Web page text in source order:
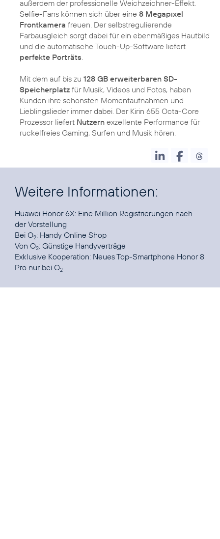
außerdem der professionelle Weichzeichner-Effekt.
Selfie-Fans können sich über eine 8 Megapixel
Frontkamera freuen. Der selbstregulierende
Farbausgleich sorgt dabei für ein ebenmäßiges Hautbild
und die automatische Touch-Up-Software liefert
perfekte Porträts.
Mit dem auf bis zu 128 GB erweiterbaren SD-
Speicherplatz für Musik, Videos und Fotos, haben
Kunden ihre schönsten Momentaufnahmen und
Lieblingslieder immer dabei. Der Kirin 655 Octa-Core
Prozessor liefert Nutzern exzellente Performance für
ruckelfreies Gaming, Surfen und Musik hören.
Weitere Informationen:
Huawei Honor 6X: Eine Million Registrierungen nach
der Vorstellung
Bei O2: Handy Online Shop
Von O2: Günstige Handyverträge
Exklusive Kooperation: Neues Top-Smartphone Honor 8
Pro nur bei O2